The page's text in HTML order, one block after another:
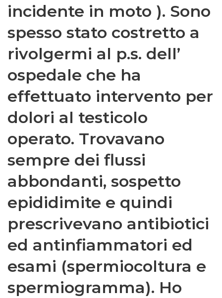
incidente in moto ). Sono
spesso stato costretto a
rivolgermi al p.s. dell’
ospedale che ha
effettuato intervento per
dolori al testicolo
operato. Trovavano
sempre dei flussi
abbondanti, sospetto
epididimite e quindi
prescrivevano antibiotici
ed antinfiammatori ed
esami (spermiocoltura e
spermiogramma). Ho